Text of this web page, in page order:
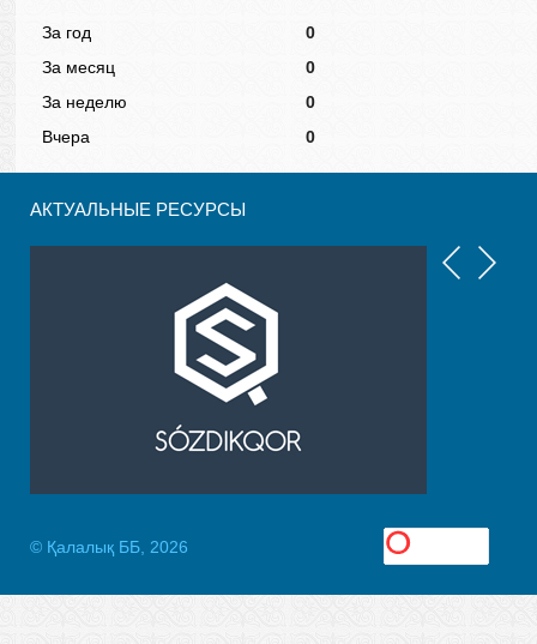
За год
0
За месяц
0
За неделю
0
Вчера
0
АКТУАЛЬНЫЕ РЕСУРСЫ
© Қалалық ББ, 2026